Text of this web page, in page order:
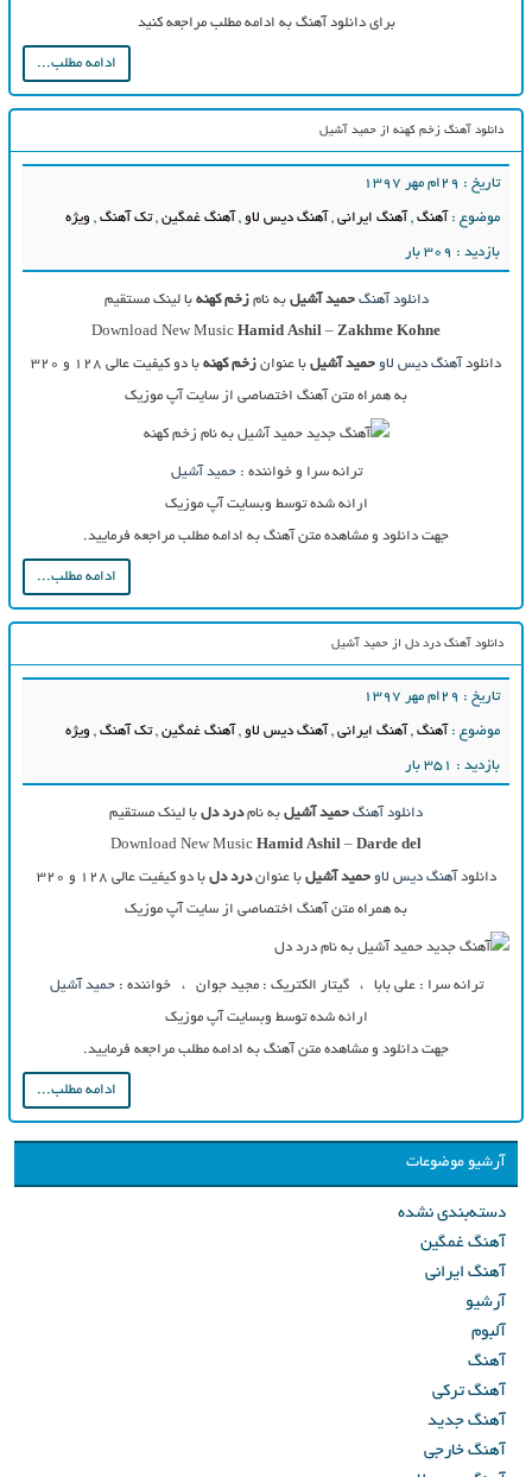
برای دانلود آهنگ به ادامه مطلب مراجعه کنید
ادامه مطلب...
دانلود آهنگ زخم کهنه از حمید آشیل
تاریخ : ۲۹ام مهر ۱۳۹۷
موضوع : آهنگ, آهنگ ایرانی, آهنگ دیس لاو , آهنگ غمگین,تک آهنگ, ویژه
بازدید : 309 بار
دانلود آهنگ حمید آشیل به نامزخم کهنه با لینک مستقیم
Download New Music Hamid Ashil – Zakhme Kohne
دانلود آهنگ دیس لاو حمید آشیل با عنوان زخم کهنه با دو کیفیت عالی ۱۲۸ و ۳۲۰
به همراه متن آهنگ اختصاصی از سایت آپ موزیک
ترانه سرا و خواننده :حمید آشیل
ارائه شده توسط وبسایت آپ موزیک
جهت دانلود و مشاهده متن آهنگ به ادامه مطلب مراجعه فرمایید.
ادامه مطلب...
دانلود آهنگ درد دل از حمید آشیل
تاریخ : ۲۹ام مهر ۱۳۹۷
موضوع : آهنگ, آهنگ ایرانی, آهنگ دیس لاو , آهنگ غمگین,تک آهنگ, ویژه
بازدید : 351 بار
دانلود آهنگ حمید آشیل به نامدرد دل با لینک مستقیم
Download New Music Hamid Ashil – Darde del
دانلود آهنگ دیس لاو حمید آشیلبا عنواندرد دل با دو کیفیت عالی ۱۲۸ و ۳۲۰
به همراه متن آهنگ اختصاصی از سایت آپ موزیک
ترانه سرا : علی بابا ، گیتار الکتریک : مجید جوان ، خواننده :حمید آشیل
ارائه شده توسط وبسایت آپ موزیک
جهت دانلود و مشاهده متن آهنگ به ادامه مطلب مراجعه فرمایید.
ادامه مطلب...
آرشیو موضوعات
دسته‌بندی نشده
آهنگ غمگین
آهنگ ایرانی
آرشیو
آلبوم
آهنگ
آهنگ ترکی
آهنگ جدید
آهنگ خارجی